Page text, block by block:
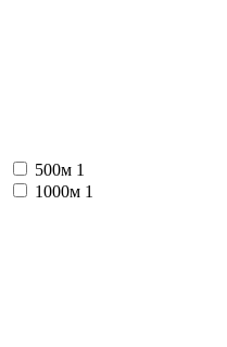
500м 1
1000м 1